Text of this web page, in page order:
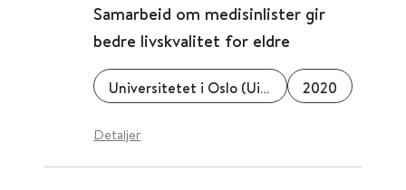
Samarbeid om medisinlister gir
bedre livskvalitet for eldre
Universitetet i Oslo (UiO) 2020
Detaljer